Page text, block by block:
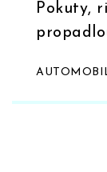
Pokuty,